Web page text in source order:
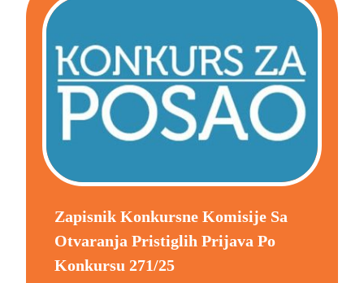
Zapisnik Konkursne Komisije Sa
Otvaranja Pristiglih Prijava Po
Konkursu 271/25